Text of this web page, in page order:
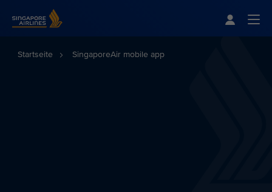
Startseite SingaporeAir mobile app